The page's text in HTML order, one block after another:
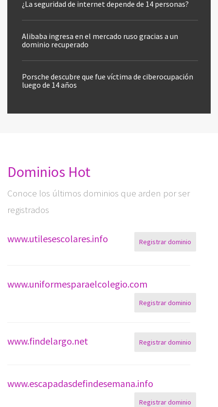
¿La seguridad de internet depende de 14 personas?
Alibaba ingresa en el mercado ruso gracias a un
dominio recuperado
Porsche descubre que fue víctima de ciberocupación
luego de 14 años
Dominios Hot
Conoce los últimos dominios que arden por ser
registrados
www.utilesescolares.info Registrar dominio
www.uniformesparaelcolegio.com
Registrar dominio
www.findelargo.net Registrar dominio
www.escapadasdefindesemana.info
Registrar dominio